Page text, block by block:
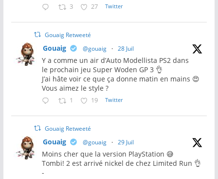
3 27 Twitter
Gouaig Retweeté
Gouaig @gouaig · 28 Juil
Y a comme un air d’Auto Modellista PS2 dans
le prochain jeu Super Woden GP 3 👌
J’ai hâte voir ce que ça donne matin en mains 😍
Vous aimez le style ?
1 19 Twitter
Gouaig Retweeté
Gouaig @gouaig · 29 Juil
Moins cher que la version PlayStation 😅
Tombi! 2 est arrivé nickel de chez Limited Run 👌
-